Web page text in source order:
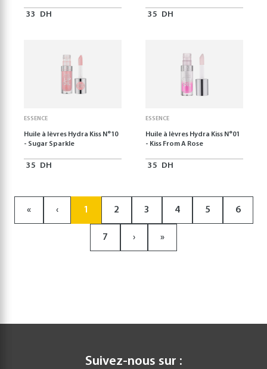
33 DH 35 DH
ESSENCE
Huile à lèvres Hydra Kiss N°10
- Sugar Sparkle
35 DH
ESSENCE
Huile à lèvres Hydra Kiss N°01
- Kiss From A Rose
35 DH
« ‹ 1 2 3 4 5 6
7 › »
Suivez-nous sur :